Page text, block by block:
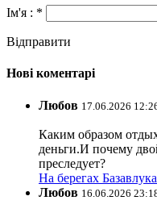
Ім'я : *
Відправити
Нові коментарі
Любов 17.06.2026
Каким образом
деньги.И почему
преследует?
На берегах
Любов 16.06.2026